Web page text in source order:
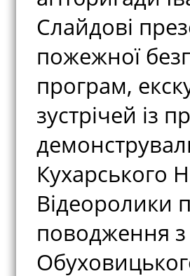
Слайдові
пожежної
програм,
зустрічей із
Кухарського
Відеоролики
поводження з